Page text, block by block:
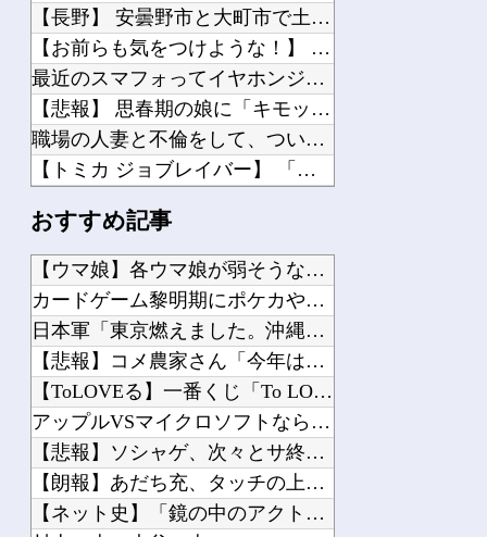
【長野】 安曇野市と大町市で土砂崩落 山中の道路が寸断 宿泊客や登山客など計40...
【お前らも気をつけような！】 ガールズバンドのボーカルさん、客席ダイブした結果『...
最近のスマフォってイヤホンジャック付いてないの?
【悲報】 思春期の娘に「キモッ」と言われたお父さん、グレるｗｗｗｗｗｗｗ
職場の人妻と不倫をして、ついに、、、
【トミカ ジョブレイバー】 「ライジングポリスブレイバー デカライドアーマー白バ...
彼氏にバレるかもしれない背徳感
【画像】 AI「写真の背景削除？ガンプラの箱追加しといてあげよ????」
【朗報】 ほの暮らしの庭、100時間遊べてストーリーも面白いスタバレの上位互換だ...
【ハコヅメ】 第6話 感想 誰よりも早く！【～交番女子の逆襲～】
サザエさん世界の夫「妻が昼食代500円しかくれない…この弁当屋、500円で売って...
ワールドトリガー復活について。
Powered by livedoor 相互RSS
おすすめ記事
【ウマ娘】各ウマ娘が弱そうな場所他
カードゲーム黎明期にポケカやMTGと並んで大人気だったという...
日本軍「東京燃えました。沖縄取られました。原爆落とされました...
【悲報】コメ農家さん「今年は安くなりすぎ」「こんな値段じゃ米...
【ToLOVEる】一番くじ「To LOVEる-とらぶる-ダー...
アップルVSマイクロソフトならどっちが強いんや？他
【悲報】ソシャゲ、次々とサ終→会社が過去最多で倒産しまくって...
【朗報】あだち充、タッチの上杉達也が浅倉南に告白したシーンを...
【ネット史】「鏡の中のアクトレス事件」夫は正しかったのに、な...